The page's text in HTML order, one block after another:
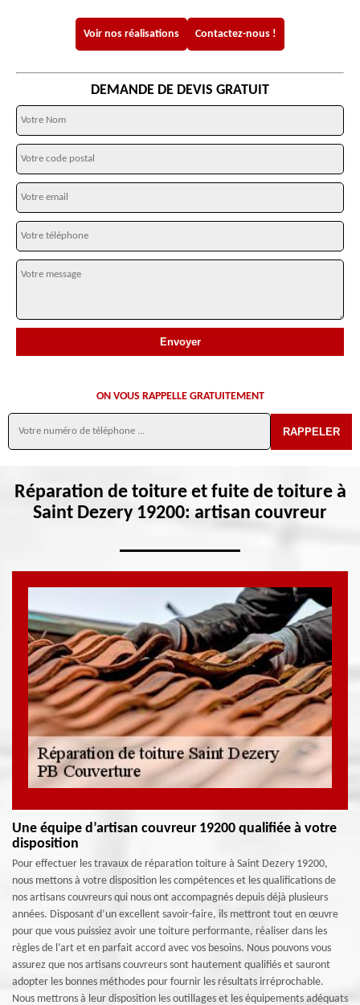
Voir nos réalisations Contactez-nous !
DEMANDE DE DEVIS GRATUIT
ON VOUS RAPPELLE GRATUITEMENT
Réparation de toiture et fuite de toiture à
Saint Dezery 19200: artisan couvreur
Une équipe d’artisan couvreur 19200 qualifiée à votre
disposition
Pour effectuer les travaux de réparation toiture à Saint Dezery 19200,
nous mettons à votre disposition les compétences et les qualifications de
nos artisans couvreurs qui nous ont accompagnés depuis déjà plusieurs
années. Disposant d’un excellent savoir-faire, ils mettront tout en œuvre
pour que vous puissiez avoir une toiture performante, réaliser dans les
règles de l’art et en parfait accord avec vos besoins. Nous pouvons vous
assurez que nos artisans couvreurs sont hautement qualifiés et sauront
adopter les bonnes méthodes pour fournir les résultats irréprochable.
Nous mettrons à leur disposition les outillages et les équipements adéquats